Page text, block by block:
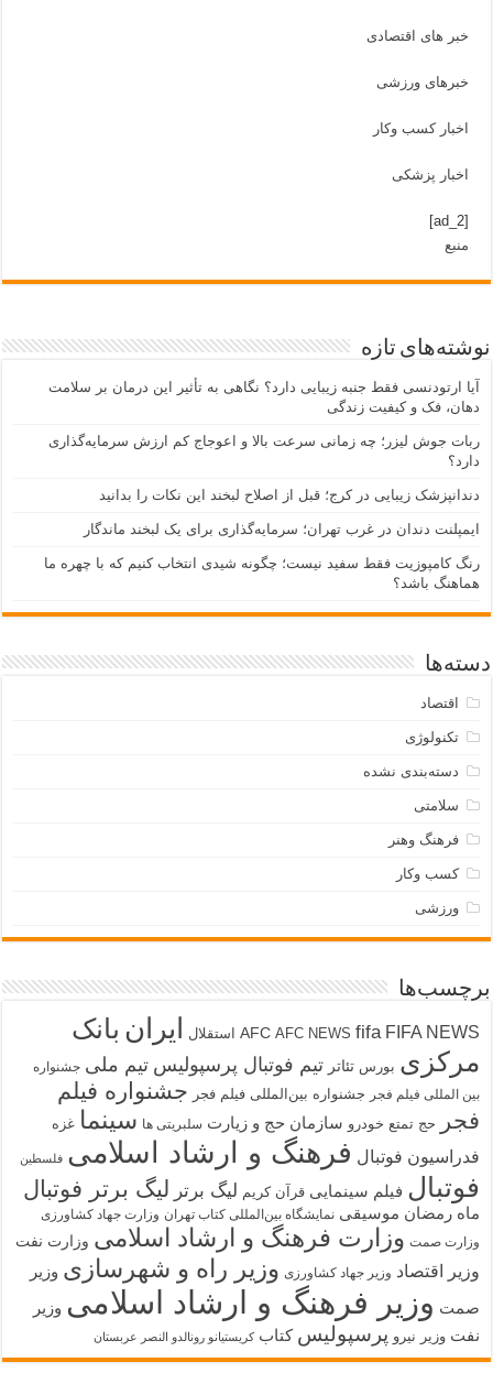
خبر های اقتصادی
خبرهای ورزشی
اخبار کسب وکار
اخبار پزشکی
[ad_2]
منبع
نوشته‌های تازه
آیا ارتودنسی فقط جنبه زیبایی دارد؟ نگاهی به تأثیر این درمان بر سلامت
دهان، فک و کیفیت زندگی
ربات جوش لیزر؛ چه زمانی سرعت بالا و اعوجاج کم ارزش سرمایه‌گذاری
دارد؟
دندانپزشک زیبایی در کرج؛ قبل از اصلاح لبخند این نکات را بدانید
ایمپلنت دندان در غرب تهران؛ سرمایه‌گذاری برای یک لبخند ماندگار
رنگ کامپوزیت فقط سفید نیست؛ چگونه شیدی انتخاب کنیم که با چهره ما
هماهنگ باشد؟
دسته‌ها
اقتصاد
تکنولوژی
دسته‌بندی نشده
سلامتی
فرهنگ وهنر
کسب وکار
ورزشی
برچسب‌ها
AFC AFC NEWS fifa FIFA NEWS استقلال ایران بانک
مرکزی بورس تئاتر تیم فوتبال پرسپولیس تیم ملی جشنواره
بین المللی فیلم فجر جشنواره بین‌المللی فیلم فجر جشنواره فیلم
فجر
حج تمتع خودرو سازمان حج و زیارت سلبریتی ها سینما غزه
فدراسیون فوتبال فرهنگ و ارشاد اسلامی فلسطین
فوتبال فیلم سینمایی قرآن کریم لیگ برتر لیگ برتر فوتبال
ماه رمضان موسیقی نمایشگاه بین‌المللی کتاب تهران وزارت جهاد کشاورزی
وزارت صمت وزارت فرهنگ و ارشاد اسلامی وزارت نفت
وزیر اقتصاد وزیر جهاد کشاورزی وزیر راه و شهرسازی وزیر
صمت وزیر فرهنگ و ارشاد اسلامی وزیر
نفت وزیر نیرو پرسپولیس کتاب کریستیانو رونالدو النصر عربستان